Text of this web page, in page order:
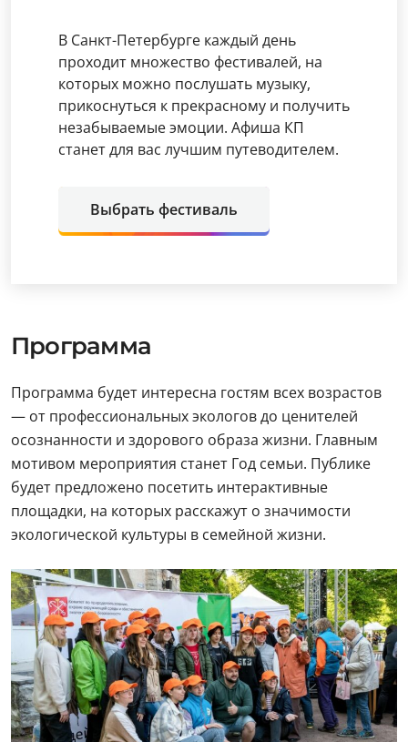
В Санкт-Петербурге каждый день
проходит множество фестивалей, на
которых можно послушать музыку,
прикоснуться к прекрасному и получить
незабываемые эмоции. Афиша КП
станет для вас лучшим путеводителем.
Выбрать фестиваль
Программа
Программа будет интересна гостям всех возрастов
— от профессиональных экологов до ценителей
осознанности и здорового образа жизни. Главным
мотивом мероприятия станет Год семьи. Публике
будет предложено посетить интерактивные
площадки, на которых расскажут о значимости
экологической культуры в семейной жизни.